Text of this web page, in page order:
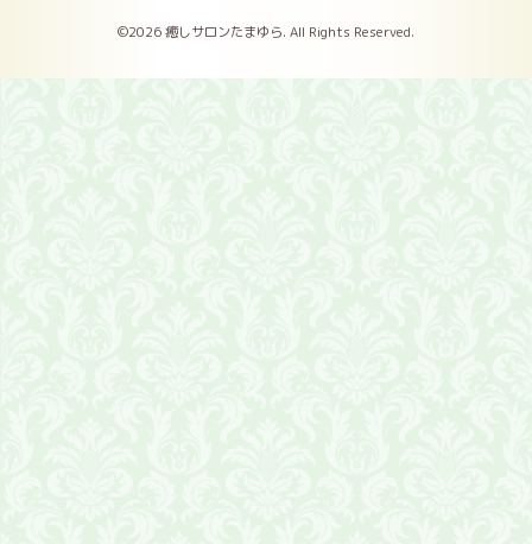
©2026癒しサロンたまゆら. All Rights Reserved.